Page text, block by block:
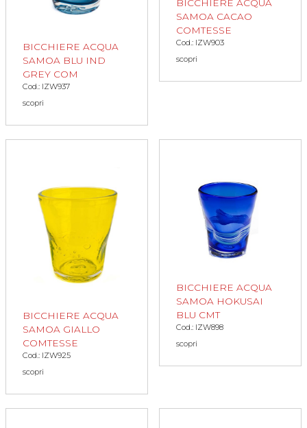
BICCHIERE ACQUA
SAMOA BLU IND
GREY COM
Cod.: IZW937
scopri
BICCHIERE ACQUA
SAMOA CACAO
COMTESSE
Cod.: IZW903
scopri
BICCHIERE ACQUA
SAMOA GIALLO
COMTESSE
Cod.: IZW925
scopri
BICCHIERE ACQUA
SAMOA HOKUSAI
BLU CMT
Cod.: IZW898
scopri